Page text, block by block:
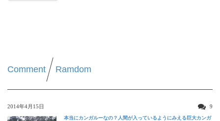
Comment Ramdom
2014年4月15日 9
本当にカンガルーなの？人間が入っているようにみえる巨大カンガ